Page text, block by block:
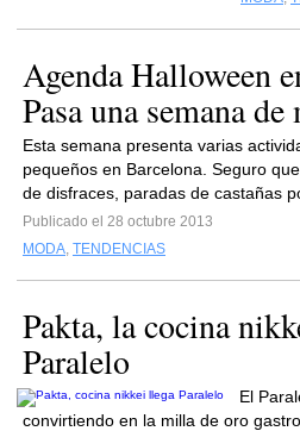
Agenda Halloween
Pasa una semana
Esta semana presenta varias
pequeños en Barcelona. Seguro
de disfraces, paradas de castañas
Publicado el 28 octubre 2013
MODA, TENDENCIAS
Pakta, la cocina
Paralelo
El
convirtiendo en la milla de oro